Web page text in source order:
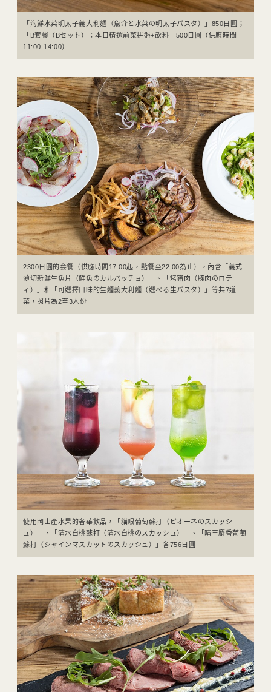
「海鮮水菜明太子義大利麵（魚介と水菜の明太子パスタ）」850日圓；
「B套餐（Bセット）：本日精選前菜拼盤+飲料」500日圓（供應時間
11:00-14:00）
2300日圓的套餐（供應時間17:00起，點餐至22:00為止），內含「義式
薄切新鮮生魚片（鮮魚のカルパッチョ）」、「烤豬肉（豚肉のロテ
ィ）」和「可選擇口味的生麵義大利麵（選べる生パスタ）」等共7道
菜，照片為2至3人份
使用岡山產水果的奢華飲品，「貓眼葡萄蘇打（ピオーネのスカッシ
ュ）」、「清水白桃蘇打（清水白桃のスカッシュ）」、「晴王麝香葡萄
蘇打（シャインマスカットのスカッシュ）」各756日圓